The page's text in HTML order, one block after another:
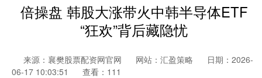
倍操盘 韩股大涨带火中韩半导体ETF
“狂欢”背后藏隐忧
来源：襄樊股票配资网官网 网站：汇盈策略
日期：2026-
06-17 10:03:51
查看：111